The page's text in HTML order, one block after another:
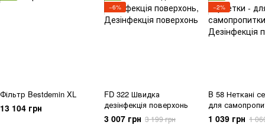
Фільтр Bestdemin XL
13 104 грн
−6%
FD 322 Швидка
дезінфекція поверхонь
3 007 грн 3 199 грн
−2%
B 58 Неткані
для
1 039 грн 1